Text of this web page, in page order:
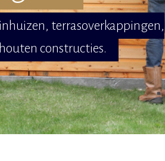
terrasoverkappingen,
constructies.